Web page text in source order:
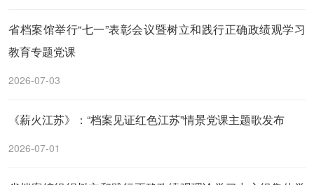
省档案馆举行“七一”表彰会议暨树立和践行正确政绩观学习
教育专题党课
2026-07-03
《薪火江苏》：“档案见证红色江苏”情景党课主题歌发布
2026-07-01